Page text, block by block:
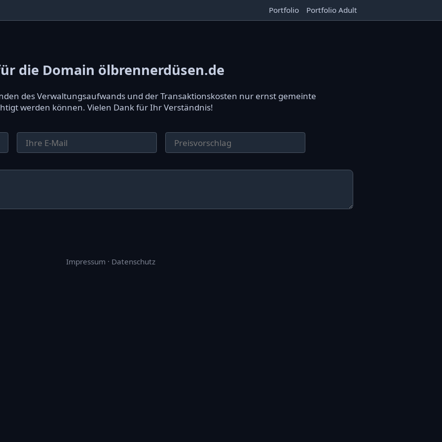
Portfolio Portfolio Adult
die Domain ölbrennerdüsen.de
des Verwaltungsaufwands und der Transaktionskosten nur ernst gemeinte
werden können. Vielen Dank für Ihr Verständnis!
Impressum · Datenschutz